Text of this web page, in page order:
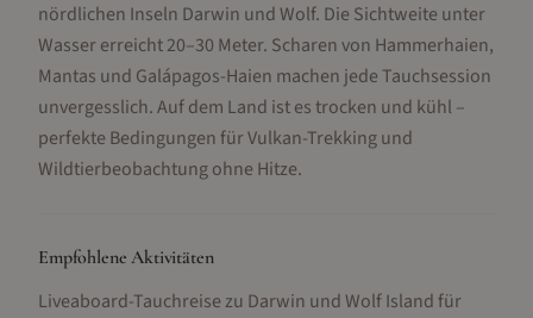
nördlichen Inseln Darwin und Wolf. Die Sichtweite unter
Wasser erreicht 20–30 Meter. Scharen von Hammerhaien,
Mantas und Galápagos-Haien machen jede Tauchsession
unvergesslich. Auf dem Land ist es trocken und kühl –
perfekte Bedingungen für Vulkan-Trekking und
Wildtierbeobachtung ohne Hitze.
Empfohlene Aktivitäten
Liveaboard-Tauchreise zu Darwin und Wolf Island für